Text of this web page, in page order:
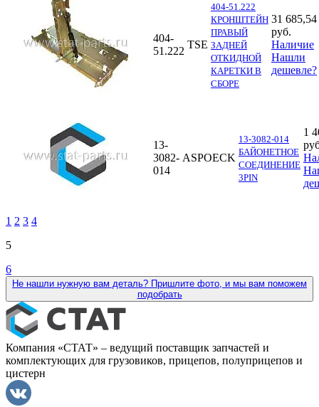
404-
51.222
TSE
404-51.222
КРОНШТЕЙН
ПРАВЫЙ
ЗАДНЕЙ
ОТКИДНОЙ
КАРЕТКИ В
СБОРЕ
31 685,54
руб.
Наличие
Нашли
дешевле?
13-
3082-
014
ASPOECK
13-3082-014
БАЙОНЕТНОЕ
СОЕДИНЕНИЕ
3PIN
1
1 2 3 4
5
6
Не нашли нужную вам деталь? Пришлите фото, и мы вам поможем
подобрать
Компания «СТАТ» – ведущий поставщик запчастей и
комплектующих для грузовиков, прицепов, полуприцепов и
цистерн